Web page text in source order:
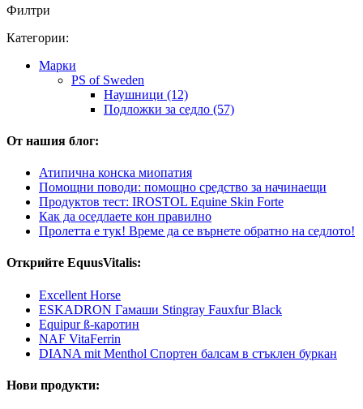
Филтри
Категории:
Марки
PS of Sweden
Наушници (12)
Подложки за седло (57)
От нашия блог:
Атипична конска миопатия
Помощни поводи: помощно средство за начинаещи
Продуктов тест: IROSTOL Equine Skin Forte
Как да оседлаете кон правилно
Пролетта е тук! Време да се върнете обратно на седлото!
Открийте EquusVitalis:
Excellent Horse
ESKADRON Гамаши Stingray Fauxfur Black
Equipur ß-каротин
NAF VitaFerrin
DIANA mit Menthol Спортен балсам в стъклен буркан
Нови продукти: